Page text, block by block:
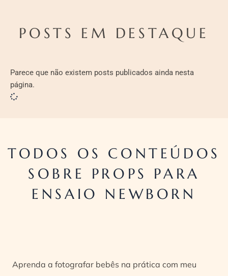
POSTS EM DESTAQUE
Parece que não existem posts publicados ainda nesta
página.
TODOS OS CONTEÚDOS
SOBRE PROPS PARA
ENSAIO NEWBORN
Aprenda a fotografar bebês na prática com meu